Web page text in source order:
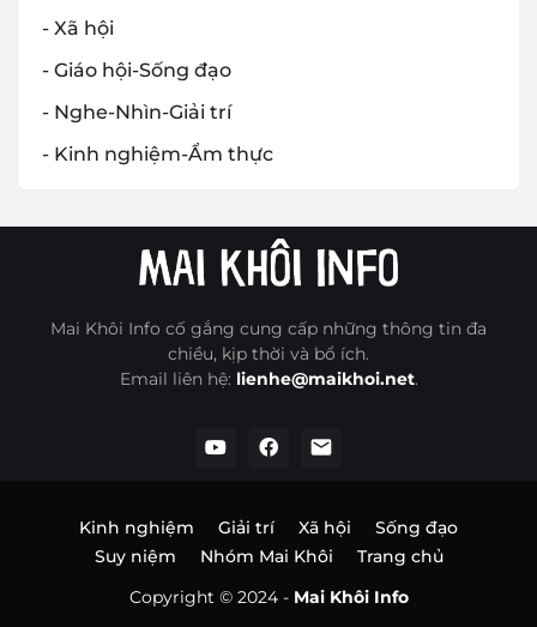
- Xã hội
- Giáo hội-Sống đạo
- Nghe-Nhìn-Giải trí
- Kinh nghiệm-Ẩm thực
Mai Khôi Info cố gắng cung cấp những thông tin đa
chiều, kịp thời và bổ ích.
Email liên hệ: lienhe@maikhoi.net.
Copyright © 2024 - Mai Khôi Info
Kinh nghiệm Giải trí Xã hội
Sống đạo
Suy niệm
Nhóm Mai Khôi Trang chủ